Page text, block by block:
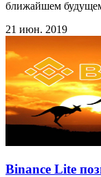
ближайшем
21 июн. 2019
Binance Lite